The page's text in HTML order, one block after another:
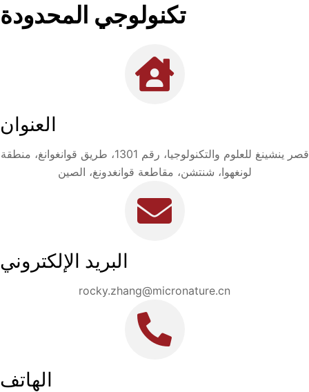
تكنولوجي المحدودة
العنوان
قصر ينشينغ للعلوم والتكنولوجيا، رقم 1301، طريق قوانغوانغ، منطقة
لونغهوا، شنتشن، مقاطعة قوانغدونغ، الصين
البريد الإلكتروني
rocky.zhang@micronature.cn
الهاتف